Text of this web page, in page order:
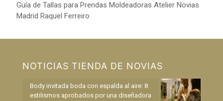
Guía de Tallas para Prendas Moldeadoras Atelier Novias
Madrid Raquel Ferreiro
NOTICIAS TIENDA DE NOVIAS
Body invitada boda con espalda al aire: 8
estilismos aprobados por una diseñadora